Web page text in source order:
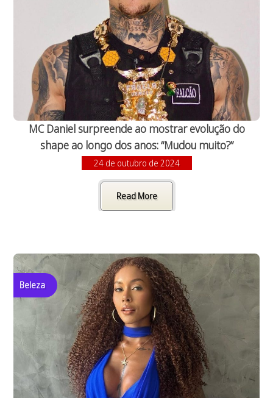
MC Daniel surpreende ao mostrar evolução do
shape ao longo dos anos: “Mudou muito?”
24 de outubro de 2024
Read More
Beleza